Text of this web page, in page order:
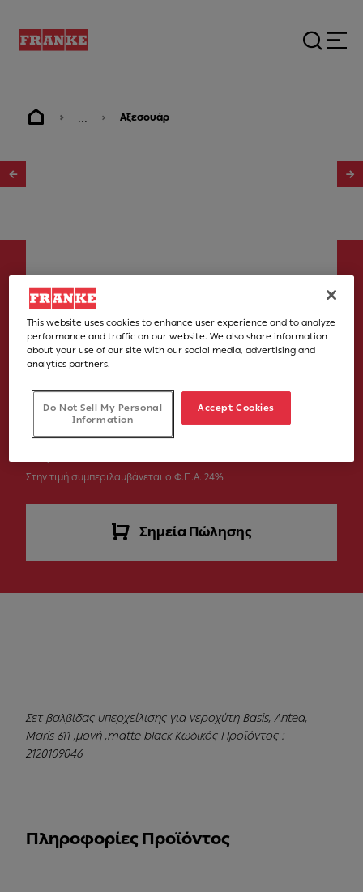
... Αξεσουάρ
Αξεσουάρ
Manual waste kit set 1 bowl MB
Νούμερο Άρθρου
112.0657.946
Στην τιμή συμπεριλαμβάνεται ο Φ.Π.Α. 24%
Σημεία Πώλησης
Σετ βαλβίδας υπερχείλισης για νεροχύτη Basis, Antea,
Maris 611 ,μονή ,matte black Κωδικός Προϊόντος :
2120109046
Πληροφορίες Προϊόντος
This website uses cookies to enhance user experience and to analyze
performance and traffic on our website. We also share information
about your use of our site with our social media, advertising and
analytics partners.
Do Not Sell My Personal
Information
Accept Cookies